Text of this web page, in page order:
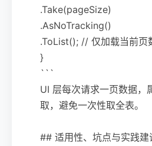
.Take(pageSize)
.AsNoTracking()
.ToList(); // 仅加载当前页
}
```
UI 层每次请求一页数据，
取，避免一次性取全表。
## 适用性、坑点与实践建